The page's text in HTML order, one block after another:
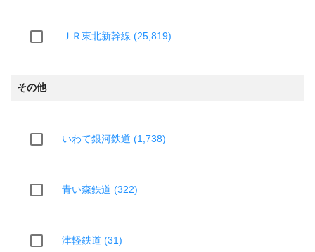
ＪＲ東北新幹線 (25,819)
その他
いわて銀河鉄道 (1,738)
青い森鉄道 (322)
津軽鉄道 (31)